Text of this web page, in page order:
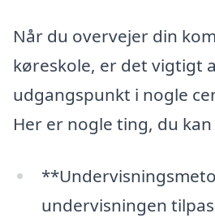
Når du overvejer din
køreskole, er det vigtigt
udgangspunkt i nogle
Her er nogle ting, du
undervisningen